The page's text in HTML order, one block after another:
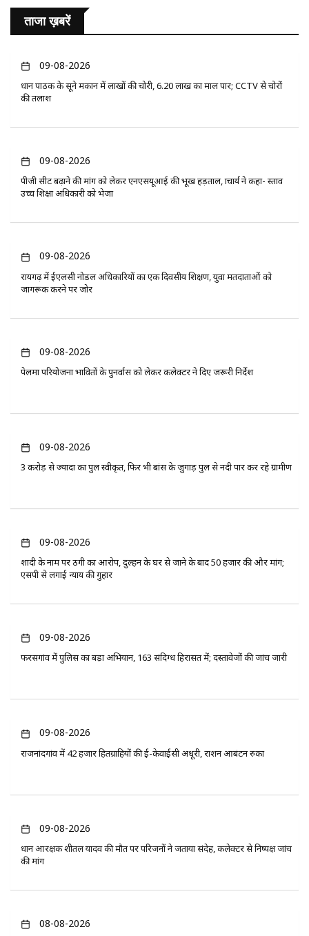
ताजा ख़बरें
09-08-2026
प्रधान पाठक के सूने मकान में लाखों की चोरी, 6.20 लाख का माल पार; CCTV से चोरों
की तलाश
09-08-2026
पीजी सीट बढ़ाने की मांग को लेकर एनएसयूआई की भूख हड़ताल, प्राचार्य ने कहा- प्रस्ताव
उच्च शिक्षा अधिकारी को भेजा
09-08-2026
रायगढ़ में ईएलसी नोडल अधिकारियों का एक दिवसीय प्रशिक्षण, युवा मतदाताओं को
जागरूक करने पर जोर
09-08-2026
पेलमा परियोजना प्रभावितों के पुनर्वास को लेकर कलेक्टर ने दिए जरूरी निर्देश
09-08-2026
3 करोड़ से ज्यादा का पुल स्वीकृत, फिर भी बांस के जुगाड़ पुल से नदी पार कर रहे ग्रामीण
09-08-2026
शादी के नाम पर ठगी का आरोप, दुल्हन के घर से जाने के बाद 50 हजार की और मांग;
एसपी से लगाई न्याय की गुहार
09-08-2026
फरसगांव में पुलिस का बड़ा अभियान, 163 संदिग्ध हिरासत में; दस्तावेजों की जांच जारी
09-08-2026
राजनांदगांव में 42 हजार हितग्राहियों की ई-केवाईसी अधूरी, राशन आबंटन रुका
09-08-2026
प्रधान आरक्षक शीतल यादव की मौत पर परिजनों ने जताया संदेह, कलेक्टर से निष्पक्ष जांच
की मांग
08-08-2026